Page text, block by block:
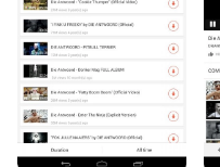
La aplicación te
en cualquier
un video de la
opciones que van
de la descarga,